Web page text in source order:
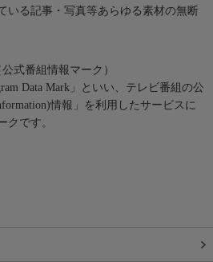
いる記事・写真等あらゆる素材の無断
式番組情報マーク）
Data Mark」といい、テレビ番組の公
情報」を利用したサービスに
クです。